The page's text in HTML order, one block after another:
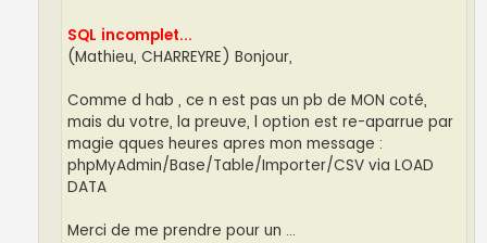
SQL incomplet...
(Mathieu, CHARREYRE) Bonjour,
Comme d hab , ce n est pas un pb de MON coté,
mais du votre, la preuve, l option est re-aparrue par
magie qques heures apres mon message :
phpMyAdmin/Base/Table/Importer/CSV via LOAD
DATA
Merci de me prendre pour un ...